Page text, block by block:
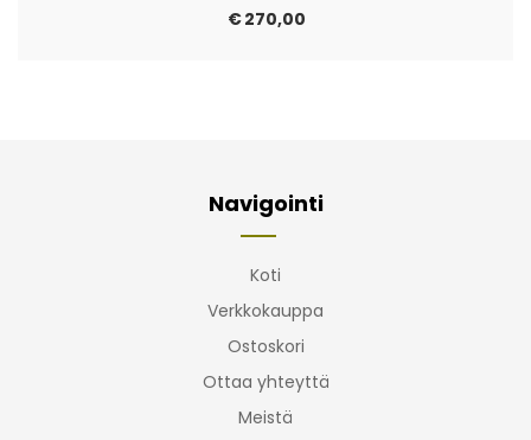
€270,00
Navigointi
Koti
Verkkokauppa
Ostoskori
Ottaa yhteyttä
Meistä